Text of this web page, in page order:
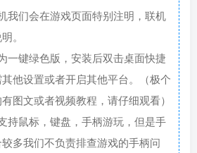
我们会在游戏页面特别注明，联机
。
一键绿色版，安装后双击桌面快捷
他设置或者开启其他平台。（极个
图文或者视频教程，请仔细观看）
持鼠标，键盘，手柄游玩，但是手
多我们不负责排查游戏的手柄问